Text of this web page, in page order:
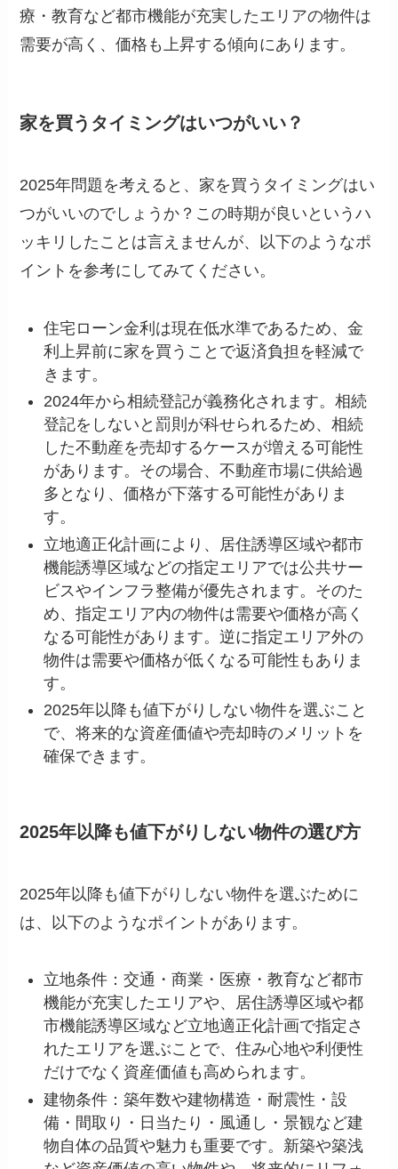
療・教育など都市機能が充実したエリアの物件は
需要が高く、価格も上昇する傾向にあります。
家を買うタイミングはいつがいい？
2025年問題を考えると、家を買うタイミングはい
つがいいのでしょうか？この時期が良いというハ
ッキリしたことは言えませんが、以下のようなポ
イントを参考にしてみてください。
住宅ローン金利は現在低水準であるため、金
利上昇前に家を買うことで返済負担を軽減で
きます。
2024年から相続登記が義務化されます。相続
登記をしないと罰則が科せられるため、相続
した不動産を売却するケースが増える可能性
があります。その場合、不動産市場に供給過
多となり、価格が下落する可能性がありま
す。
立地適正化計画により、居住誘導区域や都市
機能誘導区域などの指定エリアでは公共サー
ビスやインフラ整備が優先されます。そのた
め、指定エリア内の物件は需要や価格が高く
なる可能性があります。逆に指定エリア外の
物件は需要や価格が低くなる可能性もありま
す。
2025年以降も値下がりしない物件を選ぶこと
で、将来的な資産価値や売却時のメリットを
確保できます。
2025年以降も値下がりしない物件の選び方
2025年以降も値下がりしない物件を選ぶために
は、以下のようなポイントがあります。
立地条件：交通・商業・医療・教育など都市
機能が充実したエリアや、居住誘導区域や都
市機能誘導区域など立地適正化計画で指定さ
れたエリアを選ぶことで、住み心地や利便性
だけでなく資産価値も高められます。
建物条件：築年数や建物構造・耐震性・設
備・間取り・日当たり・風通し・景観など建
物自体の品質や魅力も重要です。新築や築浅